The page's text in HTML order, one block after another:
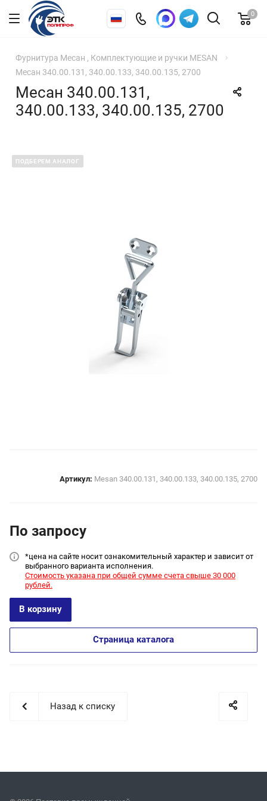
0
Фурнитура Месан , Комплектующие и ручки MESAN
Месан 340.00.131, 340.00.133, 340.00.135, 2700
Месан 340.00.131,
340.00.133, 340.00.135, 2700
ПОДБЕРЕМ АНАЛОГ
Артикул: Mesan 340.00.131, 340.00.133, 340.00.135, 2700
По запросу
*цена на сайте носит ознакомительный характер и зависит от
выбранного варианта исполнения.
Стоимость указана при общей сумме счета свыше 30 000
рублей.
В корзину
Страница каталога
Назад к списку